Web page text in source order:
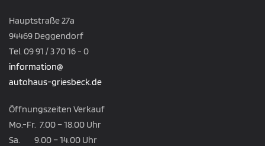
Hauptstraße 27a
94469 Deggendorf
Tel. 09 91 / 3 70 16 - 0
information@
autohaus-griesbeck.de
Öffnungszeiten Verkauf
Mo.-Fr. 7.00 – 18.00 Uhr
Sa. 9.00 – 14.00 Uhr